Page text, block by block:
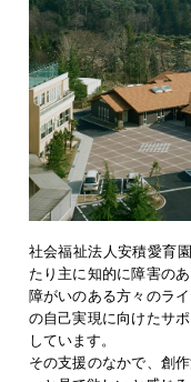
社会福祉法人安積愛育
たり主に知的に障害の
障がいのある方々のラ
の自己実現に向けたサ
しています。
その支援のなかで、創